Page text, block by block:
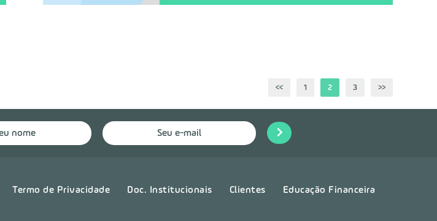
<< 1 2 3 >>
Termo de Privacidade Doc. Institucionais Clientes Educação Financeira